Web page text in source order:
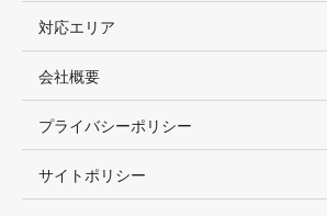
対応エリア
会社概要
プライバシーポリシー
サイトポリシー